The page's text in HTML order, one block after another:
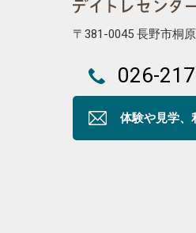
〒381-0045 長野市桐
026-
体験や見学、